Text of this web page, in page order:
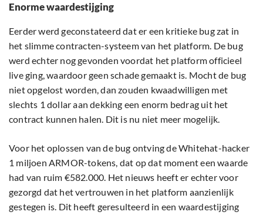
Enorme waardestijging
Eerder werd geconstateerd dat er een kritieke bug zat in
het slimme contracten-systeem van het platform. De bug
werd echter nog gevonden voordat het platform officieel
live ging, waardoor geen schade gemaakt is. Mocht de bug
niet opgelost worden, dan zouden kwaadwilligen met
slechts 1 dollar aan dekking een enorm bedrag uit het
contract kunnen halen. Dit is nu niet meer mogelijk.
Voor het oplossen van de bug ontving de Whitehat-hacker
1 miljoen ARMOR-tokens, dat op dat moment een waarde
had van ruim €582.000. Het nieuws heeft er echter voor
gezorgd dat het vertrouwen in het platform aanzienlijk
gestegen is. Dit heeft geresulteerd in een waardestijging